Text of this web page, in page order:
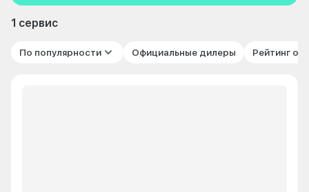
1 сервис
По популярности Официальные дилеры Рейтинг